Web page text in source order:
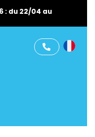
: du 22/04 au